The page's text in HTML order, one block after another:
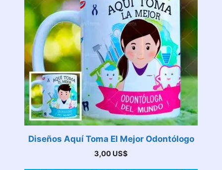
Diseños Aquí Toma El Mejor Odontólogo
3,00 US$